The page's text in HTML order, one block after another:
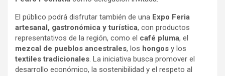
El público podrá disfrutar también de una Expo Feria
artesanal, gastronómica y turística, con productos
representativos de la región, como el café pluma, el
mezcal de pueblos ancestrales, los hongos y los
textiles tradicionales . La iniciativa busca promover el
desarrollo económico, la sostenibilidad y el respeto al